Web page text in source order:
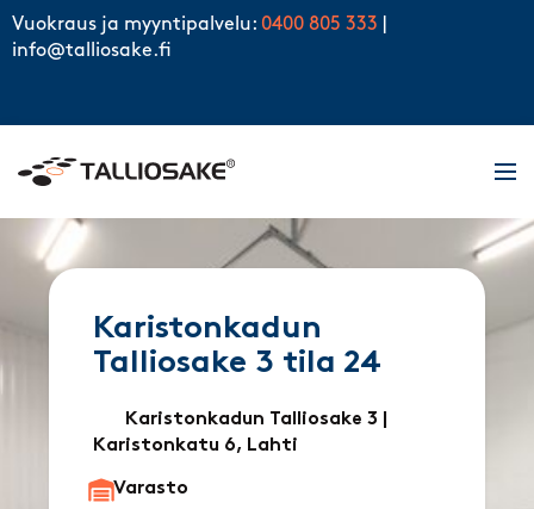
Skip to content
Vuokraus ja myyntipalvelu: 0400 805 333
info@talliosake.fi
Karistonkadun
Talliosake 3 tila 24
Karistonkadun Talliosake 3
Karistonkatu 6, Lahti
Varasto